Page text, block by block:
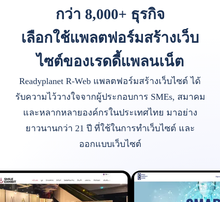
กว่า 8,000+ ธุรกิจ
เลือกใช้แพลตฟอร์มสร้างเว็บ
ไซต์ของเรดดี้แพลนเน็ต
Readyplanet R-Web แพลตฟอร์มสร้างเว็บไซต์ ได้
รับความไว้วางใจจากผู้ประกอบการ SMEs, สมาคม
และหลากหลายองค์กรในประเทศไทย มาอย่าง
ยาวนานกว่า 21 ปี ที่ใช้ในการทำเว็บไซต์ และ
ออกแบบเว็บไซต์